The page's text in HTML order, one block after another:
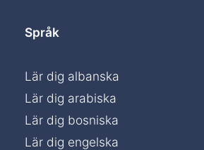
Språk
Lär dig albanska
Lär dig arabiska
Lär dig bosniska
Lär dig engelska